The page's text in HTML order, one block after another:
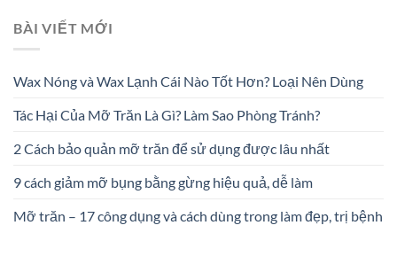
BÀI VIẾT MỚI
Wax Nóng và Wax Lạnh Cái Nào Tốt Hơn? Loại Nên Dùng
Tác Hại Của Mỡ Trăn Là Gì? Làm Sao Phòng Tránh?
2 Cách bảo quản mỡ trăn để sử dụng được lâu nhất
9 cách giảm mỡ bụng bằng gừng hiệu quả, dễ làm
Mỡ trăn – 17 công dụng và cách dùng trong làm đẹp, trị bệnh